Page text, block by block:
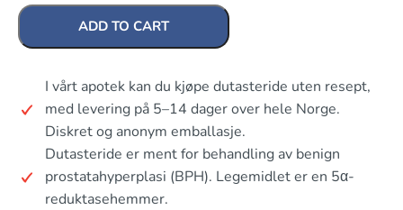
ADD TO CART
I vårt apotek kan du kjøpe dutasteride uten resept,
med levering på 5–14 dager over hele Norge.
Diskret og anonym emballasje.
Dutasteride er ment for behandling av benign
prostatahyperplasi (BPH). Legemidlet er en 5α-
reduktasehemmer.